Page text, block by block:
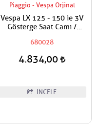
Piaggio - Vespa Orjinal
Vespa LX 125 - 150 ie 3V
Gösterge Saat Camı /
680028
4.834,00
İNCELE